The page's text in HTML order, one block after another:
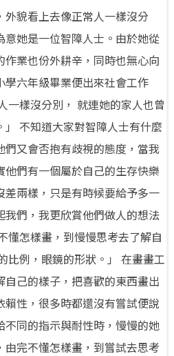
貌看上去像正常人一樣沒分
她是一位智障人士。由於她從
業也份外耕辛，同時也無心向
六年級畢業便出來社會工作
一樣沒分別， 就連她的家人也曾
不知道大家對智障人士有什麼
又會否抱有歧視的態度，當我
們有一個屬於自己的生存快樂
兩樣，只是有時候要給予多一
們，我更欣賞他們做人的想法
懂怎樣畫，到慢慢思考去了解自
比例，眼鏡的形狀。」 在畫畫工
己的樣子，把喜歡的東西畫出
性，很多時都還沒有嘗試便說
同的指示與耐性時，慢慢的她
完不懂怎樣畫，到嘗試去思考